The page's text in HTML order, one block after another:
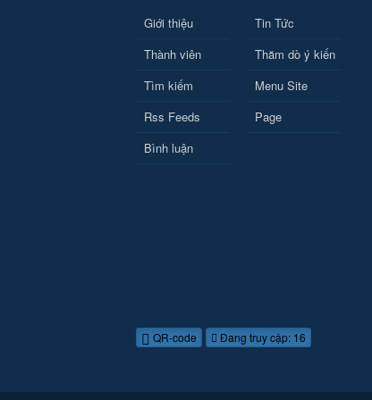
Giới thiệu
Tin Tức
Thành viên
Thăm dò ý kiến
Tìm kiếm
Menu Site
Rss Feeds
Page
Bình luận
QR-code Đang truy cập: 16